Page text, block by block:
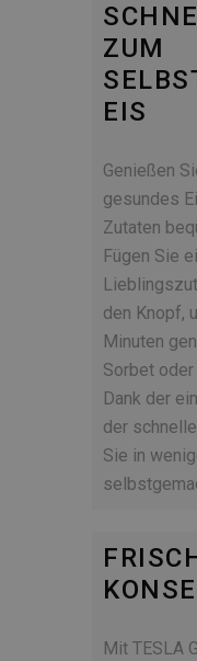
ZUM
EIS
Genießen
gesundes
Zutaten
Fügen Sie
den Knopf,
Minuten
Sorbet
Dank der
der
Sie in
Mit TESLA